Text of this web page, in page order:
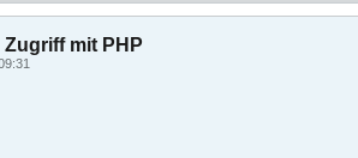
Zugriff mit PHP